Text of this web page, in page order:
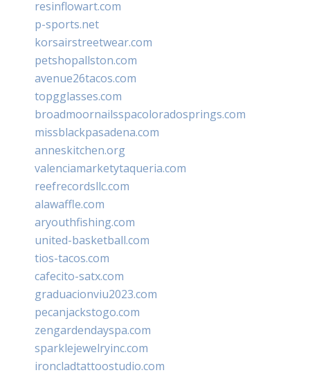
resinflowart.com
p-sports.net
korsairstreetwear.com
petshopallston.com
avenue26tacos.com
topgglasses.com
broadmoornailsspacoloradosprings.com
missblackpasadena.com
anneskitchen.org
valenciamarketytaqueria.com
reefrecordsllc.com
alawaffle.com
aryouthfishing.com
united-basketball.com
tios-tacos.com
cafecito-satx.com
graduacionviu2023.com
pecanjackstogo.com
zengardendayspa.com
sparklejewelryinc.com
ironcladtattoostudio.com